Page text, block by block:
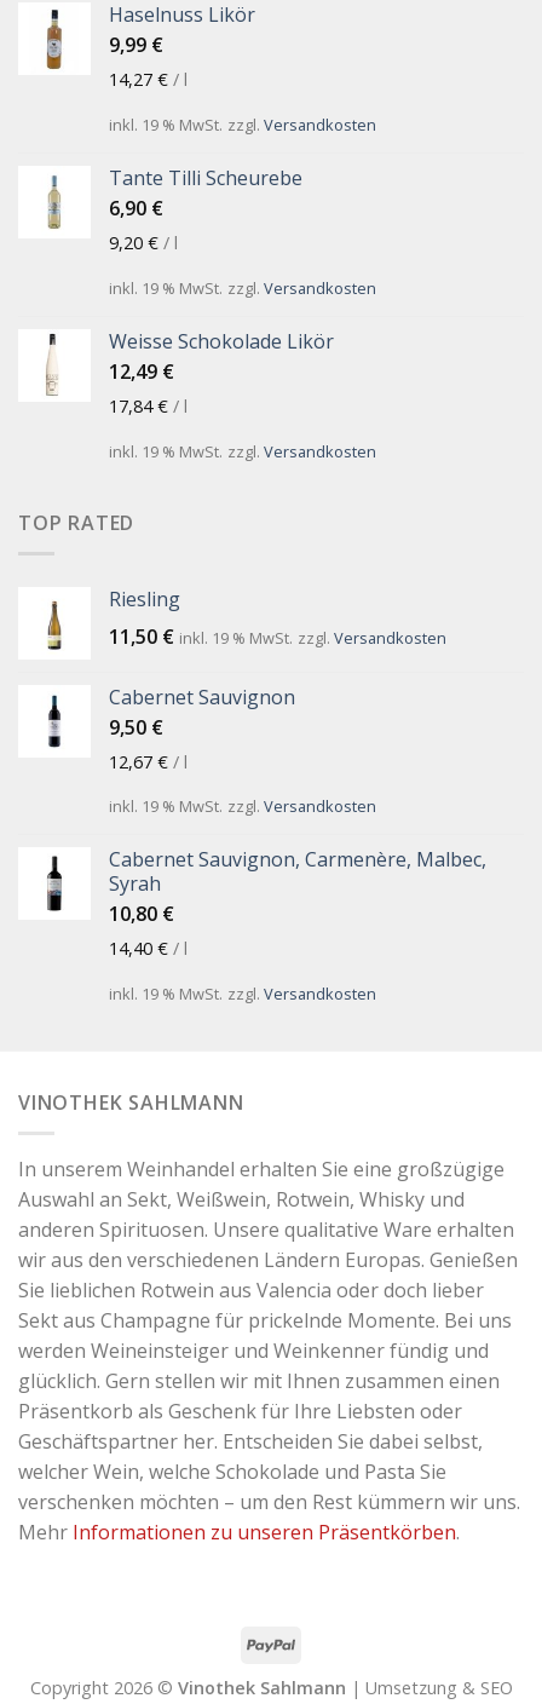
Haselnuss Likör
9,99 €
14,27 € / l
inkl. 19 % MwSt. zzgl. Versandkosten
Tante Tilli Scheurebe
6,90 €
9,20 € / l
inkl. 19 % MwSt. zzgl. Versandkosten
Weisse Schokolade Likör
12,49 €
17,84€ / l
inkl. 19 % MwSt. zzgl. Versandkosten
TOP RATED
Riesling
11,50 € inkl. 19 % MwSt. zzgl. Versandkosten
Cabernet Sauvignon
9,50 €
12,67 € / l
inkl. 19 % MwSt. zzgl. Versandkosten
Cabernet Sauvignon, Carmenère, Malbec,
Syrah
10,80 €
14,40 € / l
inkl. 19 % MwSt. zzgl. Versandkosten
VINOTHEK SAHLMANN
In unserem Weinhandel erhalten Sie eine großzügige
Auswahl an Sekt, Weißwein, Rotwein, Whisky und
anderen Spirituosen. Unsere qualitative Ware erhalten
wir aus den verschiedenen Ländern Europas. Genießen
Sie lieblichen Rotwein aus Valencia oder doch lieber
Sekt aus Champagne für prickelnde Momente. Bei uns
werden Weineinsteiger und Weinkenner fündig und
glücklich. Gern stellen wir mit Ihnen zusammen einen
Präsentkorb als Geschenk für Ihre Liebsten oder
Geschäftspartner her. Entscheiden Sie dabei selbst,
welcher Wein, welche Schokolade und Pasta Sie
verschenken möchten – um den Rest kümmern wir uns.
Mehr Informationen zu unseren Präsentkörben.
Copyright 2026 © Vinothek Sahlmann | Umsetzung & SEO